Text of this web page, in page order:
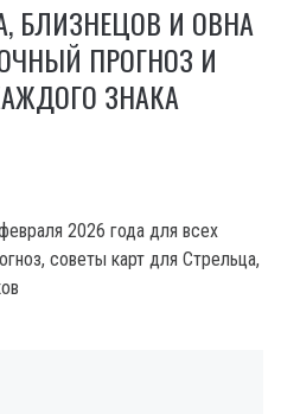
БЛИЗНЕЦОВ И ОВНА
ПРОГНОЗ И
ЗНАКА
2026 года для всех
советы карт для Стрельца,